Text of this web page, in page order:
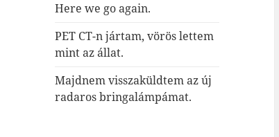
Here we go again.
PET CT-n jártam, vörös lettem
mint az állat.
Majdnem visszaküldtem az új
radaros bringalámpámat.